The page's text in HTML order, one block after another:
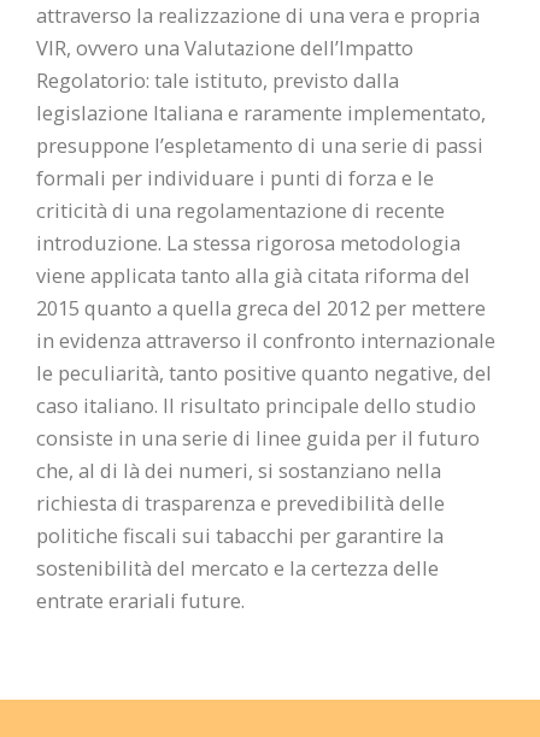
attraverso la realizzazione di una vera e propria
VIR, ovvero una Valutazione dell’Impatto
Regolatorio: tale istituto, previsto dalla
legislazione Italiana e raramente implementato,
presuppone l’espletamento di una serie di passi
formali per individuare i punti di forza e le
criticità di una regolamentazione di recente
introduzione. La stessa rigorosa metodologia
viene applicata tanto alla già citata riforma del
2015 quanto a quella greca del 2012 per mettere
in evidenza attraverso il confronto internazionale
le peculiarità, tanto positive quanto negative, del
caso italiano. Il risultato principale dello studio
consiste in una serie di linee guida per il futuro
che, al di là dei numeri, si sostanziano nella
richiesta di trasparenza e prevedibilità delle
politiche fiscali sui tabacchi per garantire la
sostenibilità del mercato e la certezza delle
entrate erariali future.